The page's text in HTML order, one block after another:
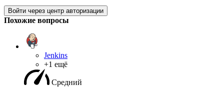
Войти через центр авторизации
Похожие вопросы
Jenkins
+1 ещё
Средний